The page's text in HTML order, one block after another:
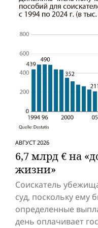
АВГУСТ 2026
6,7 млрд € на
жизни»
Соискатель
суд, поскольку ему
определенные
день оплачивает